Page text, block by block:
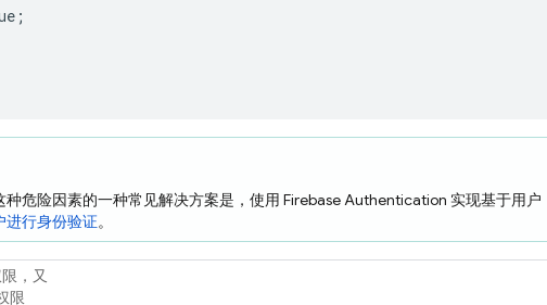
;
危险因素的一种常见解决方案是，使用 Firebase Authentication 实现基于用户
进行身份验证。
，又
限